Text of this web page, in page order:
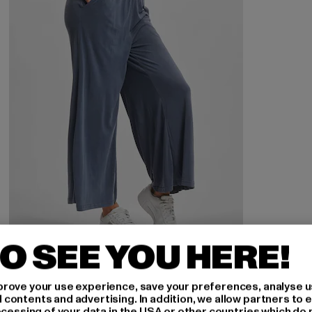
URBAN CLASSICS
Modal
26,09 EUR
Derzeitiger Preis: 26,09 EUR
29,99 EURAktionspreis: 29,99 EUR
SEE YOU HERE!
your use experience, save your preferences, analyse
and advertising. In addition, we allow partners to